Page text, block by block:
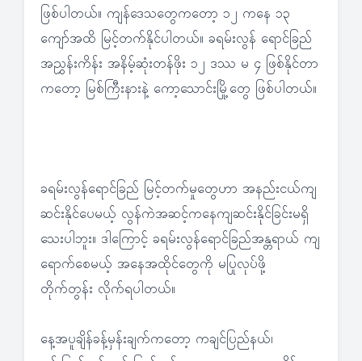
ဖြစ်ပါတယ်။ ကျန်ဒေသတွေကတော့ ၁၂ ကနေ ၁၃
ကျော်အထိ မြင့်တက်နိုင်ပါတယ်။ ခရမ်းလွန် ရောင်ခြည်
အညွှန်းကိန်း အနိမ့်ဆုံးတန်ဖိုး ၁၂ ဒဿ မ ၄ ဖြစ်နိုင်တာ
ကတော့ မြစ်ကြီးနားနဲ့ ကော့သောင်းမြို့တွေ ဖြစ်ပါတယ်။
ခရမ်းလွန်ရောင်ခြည် မြင့်တက်မှုတွေဟာ အနည်းငယ်ကျ
ဆင်းနိုင်ပေမယ့် လွန်ကဲအဆင့်ကနေကျဆင်းနိုင်ခြင်းမရှိ
သေးပါဘူး။ ဒါကြောင့် ခရမ်းလွန်ရောင်ခြည်အန္တရာယ် ကျ
ရောက်စေမယ့် အနေအထိုင်တွေကို မပြုလုပ်ဖို့
တိုက်တွန်း လိုက်ရပါတယ်။
နေ့အပူချိန်ခန့်မှန်းချက်ကတော့ ကချင်ပြည်နယ်၊